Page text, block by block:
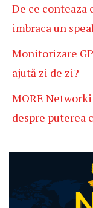
De ce conteaza
imbraca un
Monitorizare
ajută zi de zi?
MORE
despre